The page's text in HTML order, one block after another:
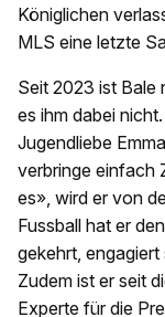
Königlichen
MLS eine letzte
Seit 2023 ist Bale
es ihm dabei
Jugendliebe
verbringe einfach
es», wird er von
Fussball hat er
gekehrt,
Zudem ist er seit
Experte für die